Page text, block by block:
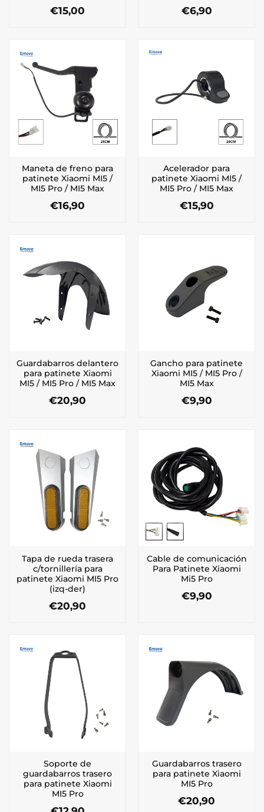
€15,00 €6,90
Maneta de freno para
patinete Xiaomi MI5 /
MI5 Pro / MI5 Max
€16,90
Acelerador para
patinete Xiaomi MI5 /
MI5 Pro / MI5 Max
€15,90
Guardabarros delantero
para patinete Xiaomi
MI5 / MI5 Pro / MI5 Max
€20,90
Gancho para patinete
Xiaomi MI5 / MI5 Pro /
MI5 Max
€9,90
Tapa de rueda trasera
c/tornillería para
patinete Xiaomi MI5 Pro
(izq-der)
€20,90
Cable de comunicación
Para Patinete Xiaomi
Mi5 Pro
€9,90
Soporte de
guardabarros trasero
para patinete Xiaomi
MI5 Pro
Guardabarros trasero
para patinete Xiaomi
MI5 Pro
€20,90